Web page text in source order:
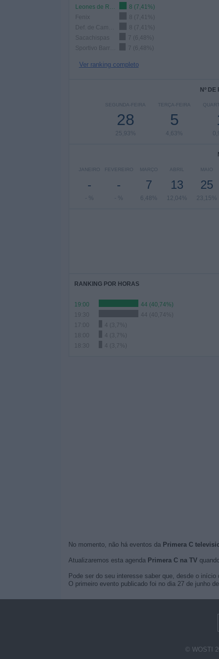
Leones de Rosario
8 (7,41%)
Fenix
8 (7,41%)
8 (7,41%)
Sacachispas
7 (6,48%)
7 (6,48%)
Ver ranking completo
Nº
SEGUNDA-FEIRA
28
25,93%
TERÇA-FEIRA
5
4,63%
JANEIRO
-
- %
FEVEREIRO
-
- %
MARÇO
7
6,48%
ABRIL
13
12,04%
MAIO
25
23,15%
RANKING POR HORAS
19:00
44 (40,74%)
19:30
44 (40,74%)
17:00
4 (3,7%)
18:00
4 (3,7%)
18:30
4 (3,7%)
No momento, não há eventos da Primera C
Atualizaremos esta agenda Primera C na TV
Pode ser do seu interesse saber que, desde o
O primeiro evento publicado foi no dia 27 de junho
© WOSTI